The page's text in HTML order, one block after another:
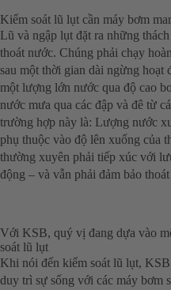
Kiểm soát lũ lụt cần máy bơm
Lũ và ngập lụt đặt ra những
thoát nước. Chúng phải chạy
sau một thời gian dài ngừng hoạt
một lượng lớn nước qua độ cao
nước mưa qua các đập và đê từ
trường hợp này là: Lượng nước
phụ thuộc vào độ lên xuống của
thường xuyên phải tiếp xúc với
động – và vẫn phải đảm bảo
Với KSB, quý vị đang dựa vào
soát lũ lụt
Khi nói đến kiểm soát lũ lụt,
duy trì sự sống với các máy bơm